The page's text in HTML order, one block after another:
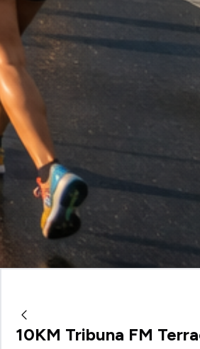
10KM Tribuna FM